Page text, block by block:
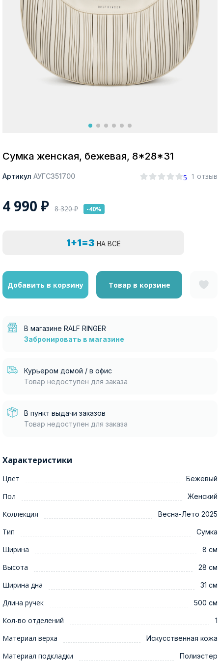
Москва
Сумка женская, бежевая, 8*28*31
Артикул АУГС351700 5 1 отзыв
4 990 ₽ 8 320₽ -40%
1+1=3 НА ВСЁ
Добавить в корзину Товар в корзине
В магазине RALF RINGER
Забронировать в магазине
Курьером домой / в офис
Товар недоступен для заказа
В пункт выдачи заказов
Товар недоступен для заказа
Характеристики
Цвет Бежевый
Пол Женский
Коллекция Весна-Лето 2025
Тип Сумка
Ширина 8 см
Высота 28 см
Ширина дна 31 см
Длина ручек 500 см
Кол-во отделений 1
Материал верха Искусственная кожа
Материал подкладки Полиэстер